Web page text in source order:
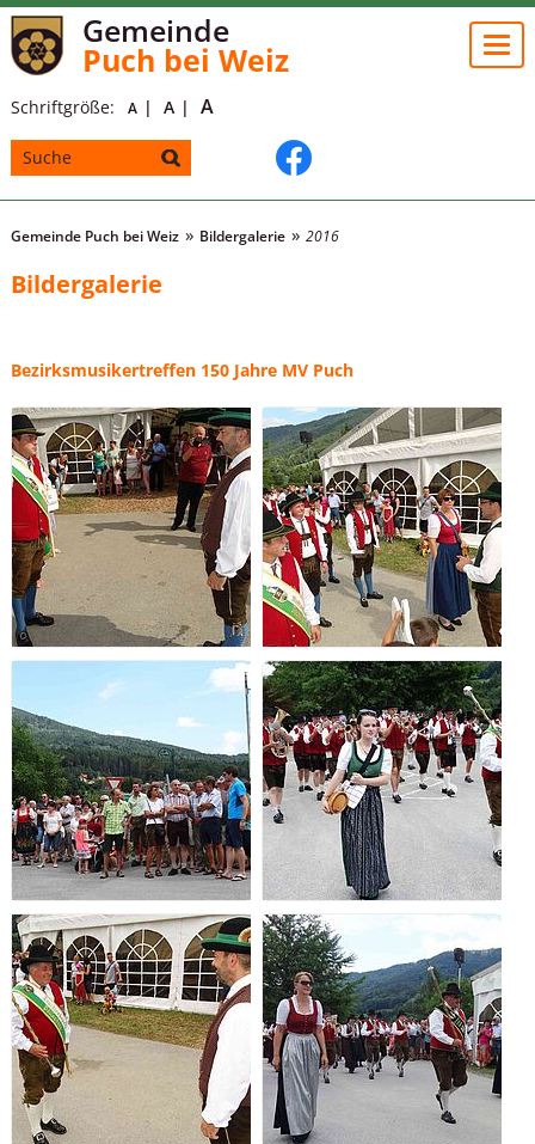
Gemeinde
Puch bei Weiz
Schriftgröße: A A A
Gemeinde Puch bei Weiz Bildergalerie 2016
Bildergalerie
Bezirksmusikertreffen 150 Jahre MV Puch